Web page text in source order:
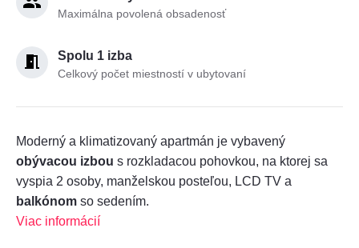
Maximálna povolená obsadenosť
Spolu 1 izba
Celkový počet miestností v ubytovaní
Moderný a klimatizovaný apartmán je vybavený
obývacou izbou s rozkladacou pohovkou, na ktorej sa
vyspia 2 osoby, manželskou posteľou, LCD TV a
balkónom so sedením.
Viac informácií